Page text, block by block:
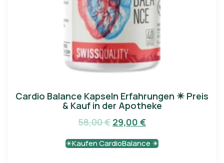
Cardio Balance Kapseln Erfahrungen ✴️ Preis
& Kauf in der Apotheke
58,00€ 29,00 €
✴️Kaufen CardioBalance ✴️